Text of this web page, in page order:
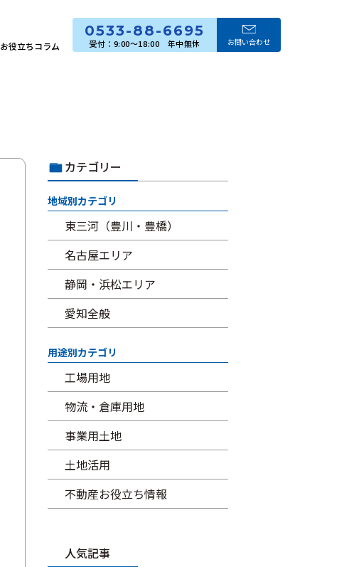
お役立ちコラム
0533-88-6695
お問い合わせ
カテゴリー
地域別カテゴリ
東三河（豊川・豊橋）
名古屋エリア
静岡・浜松エリア
愛知全般
用途別カテゴリ
工場用地
物流・倉庫用地
事業用土地
土地活用
不動産お役立ち情報
人気記事